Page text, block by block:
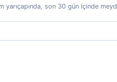
yarıçapında, son 30 gün içinde